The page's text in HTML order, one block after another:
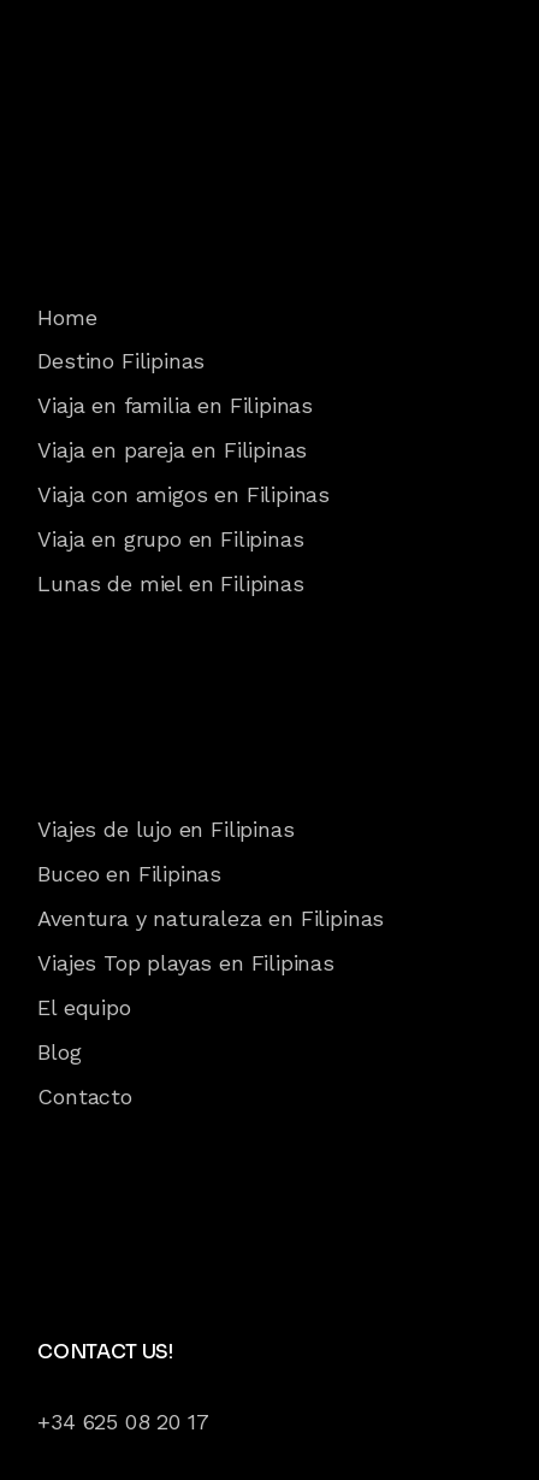
Home
Destino Filipinas
Viaja en familia en Filipinas
Viaja en pareja en Filipinas
Viaja con amigos en Filipinas
Viaja en grupo en Filipinas
Lunas de miel en Filipinas
Viajes de lujo en Filipinas
Buceo en Filipinas
Aventura y naturaleza en Filipinas
Viajes Top playas en Filipinas
El equipo
Blog
Contacto
CONTACT US!
+34 625 08 20 17